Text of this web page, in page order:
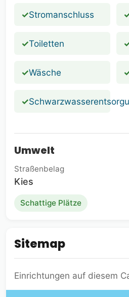
✓Stromanschluss
✓Toiletten
✓Wäsche
✓
Umwelt
Straßenbelag
Kies
Schattige Plätze
Sitemap
Einrichtungen auf diesem